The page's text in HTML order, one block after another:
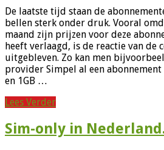
De laatste tijd staan de
bellen sterk onder druk. Vooral
maand zijn prijzen voor deze
heeft verlaagd, is de reactie van de
uitgebleven. Zo kan men
provider Simpel al een
en 1GB …
Lees Verder
Sim-only in